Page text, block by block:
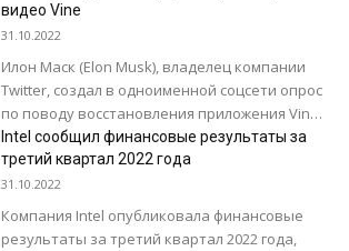
видео Vine
31.10.2022
Илон Маск (Elon Musk), владелец компании
Twitter, создал в одноименной соцсети опрос
по поводу восстановления приложения Vine,
позволявшее загружать короткие видео и
прекратившее работу...
Intel сообщил финансовые результаты за
третий квартал 2022 года
31.10.2022
Компания Intel опубликовала финансовые
результаты за третий квартал 2022 года,